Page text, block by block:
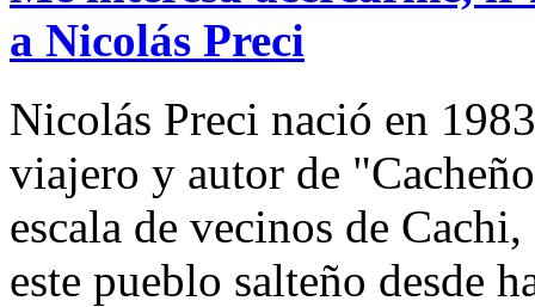
a Nicolás Preci
Nicolás Preci nació en
viajero y autor de
escala de vecinos de
este pueblo salteño desde